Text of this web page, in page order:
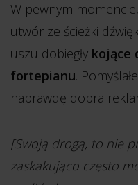
W pewnym
utwór ze ścieżki
uszu dobiegły kojące
fortepianu.
naprawdę dobra
[Swoją drogą, to nie
zaskakująco często